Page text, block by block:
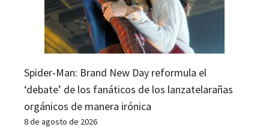
Spider-Man: Brand New Day reformula el
‘debate’ de los fanáticos de los lanzatelarañas
orgánicos de manera irónica
8 de agosto de 2026